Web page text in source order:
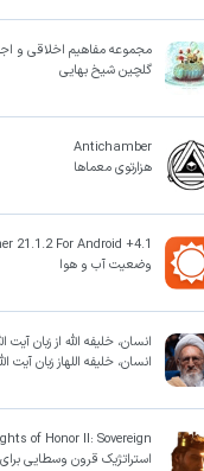
مجموعه‌ مفاهیم اخلاقی و
گلچین شیخ بهایی
Antichamber
هزارتوی معماها
21.1.2 For Android +4.1
وضعیت آب و هوا
انسان، خلیفه الله از زبان
انسان، خلیفه اللهاز زبان
of Honor II: Sovereign
استراتژیک قرون وسطایی برای